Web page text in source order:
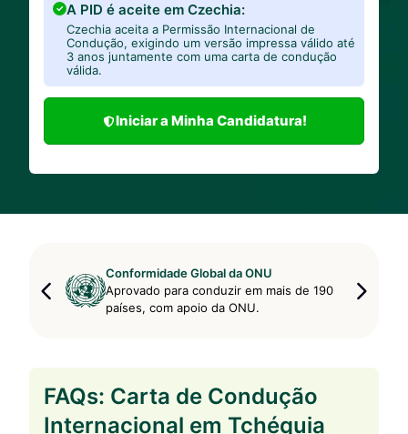
A PID é aceite em Czechia:
Czechia aceita a Permissão Internacional de
Condução, exigindo um versão impressa válido até
3 anos juntamente com uma carta de condução
válida.
Iniciar a Minha Candidatura!
Conformidade Global da ONU
Aprovado para conduzir em mais de 190
países, com apoio da ONU.
FAQs: Carta de Condução
Internacional em Tchéquia